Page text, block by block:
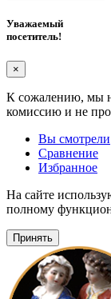
Уважаемый
посетитель!
×
К сожалению, мы
комиссию и не
Вы смотрели
Сравнение
Избранное
На сайте
полному
Принять